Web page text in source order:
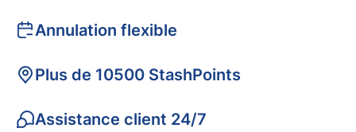
Annulation flexible
Plus de 10500 StashPoints
Assistance client 24/7